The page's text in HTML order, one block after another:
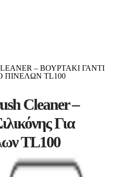
– ΒΟΥΡΤΆΚΙ ΓΆΝΤΙ
ΠΙΝΈΛΩΝ TL100
Cleaner –
Για
TL100